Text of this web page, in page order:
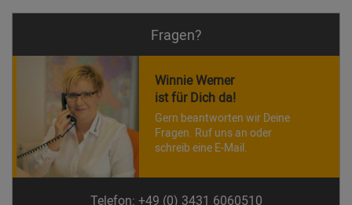
Fragen?
Winnie Werner
ist für Dich da!
Gern beantworten wir Deine
Fragen. Ruf uns an oder
schreib eine E-Mail.
Telefon: +49 (0) 3431 6060510